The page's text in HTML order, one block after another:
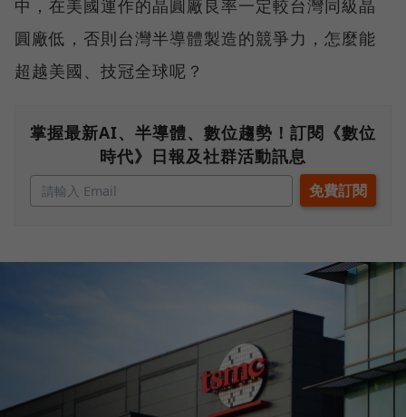
中，在美國運作的晶圓廠良率一定較台灣同級晶
圓廠低，否則台灣半導體製造的競爭力，怎麼能
超越美國、技冠全球呢？
掌握最新AI、半導體、數位趨勢！訂閱《數位
時代》日報及社群活動訊息